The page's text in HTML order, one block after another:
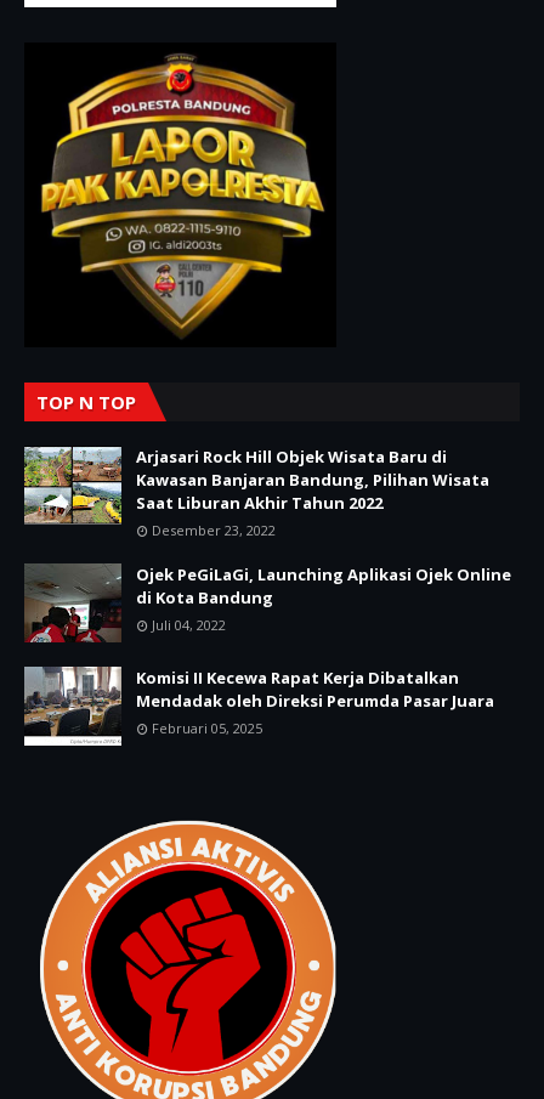
TOP N TOP
Arjasari Rock Hill Objek Wisata Baru di
Kawasan Banjaran Bandung, Pilihan Wisata
Saat Liburan Akhir Tahun 2022
Desember 23, 2022
Ojek PeGiLaGi, Launching Aplikasi Ojek Online
di Kota Bandung
Juli 04, 2022
Komisi II Kecewa Rapat Kerja Dibatalkan
Mendadak oleh Direksi Perumda Pasar Juara
Februari 05, 2025